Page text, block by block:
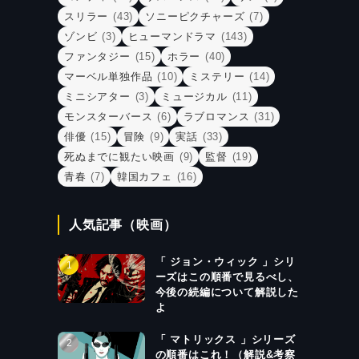
スリラー (43) ソニーピクチャーズ (7)
ゾンビ (3) ヒューマンドラマ (143)
ファンタジー (15) ホラー (40)
マーベル単独作品 (10) ミステリー (14)
ミニシアター (3) ミュージカル (11)
モンスターバース (6) ラブロマンス (31)
俳優 (15) 冒険 (9) 実話 (33)
死ぬまでに観たい映画 (9) 監督 (19)
青春 (7) 韓国カフェ (16)
人気記事（映画）
「 ジョン・ウィック 」シリ
ーズはこの順番で見るべし、
今後の続編について解説した
よ
「 マトリックス 」シリーズ
の順番はこれ！（解説&考察